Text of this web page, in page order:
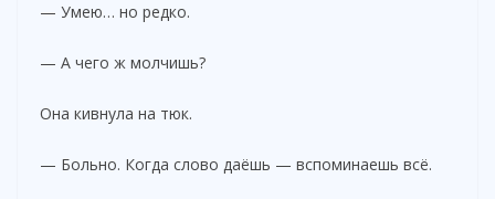
— Умею… но редко.
— А чего ж молчишь?
Она кивнула на тюк.
— Больно. Когда слово даёшь — вспоминаешь всё.